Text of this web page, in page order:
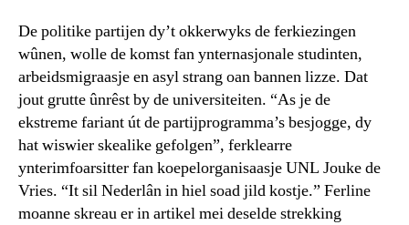
De politike partijen dy’t okkerwyks de ferkiezingen
wûnen, wolle de komst fan ynternasjonale studinten,
arbeidsmigraasje en asyl strang oan bannen lizze. Dat
jout grutte ûnrêst by de universiteiten. “As je de
ekstreme fariant út de partijprogramma’s besjogge, dy
hat wiswier skealike gefolgen”, ferklearre
ynterimfoarsitter fan koepelorganisaasje UNL Jouke de
Vries. “It sil Nederlân in hiel soad jild kostje.” Ferline
moanne skreau er in artikel mei deselde strekking